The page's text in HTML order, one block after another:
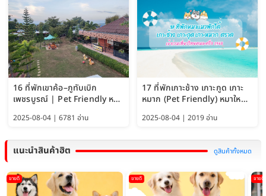
16 ที่พักเขาค้อ–ภูทับเบิก
เพชรบูรณ์ | Pet Friendly หมา
2025-08-04 | 6781 อ่าน
17 ที่พักเกาะช้าง เกาะกูด เกาะ
หมาก (Pet Friendly) หมาใหญ่
2025-08-04 | 2019 อ่าน
แนะนำสินค้าฮิต ดูสินค้าทั้งหมด
ขายดี ขายดี ขายดี